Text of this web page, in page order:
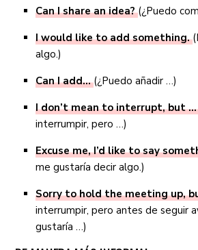
Can I share an idea?(¿Puedo
I would like to add something.
algo.)
Can I add…(¿Puedo añadir …)
I don’t mean to interrupt, but
interrumpir, pero …)
Excuse me, I’d like to say
me gustaría decir algo.)
Sorry to hold the meeting up,
interrumpir, pero antes de seguir
gustaría …)